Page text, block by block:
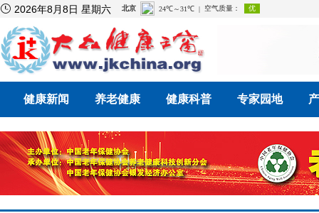
 2026年8月8日 星期六
健康新闻 养老健康 健康科普 专家园地